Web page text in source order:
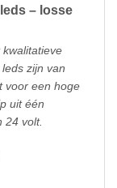
– losse
zijn van
voor een hoge
uit één
24 volt.